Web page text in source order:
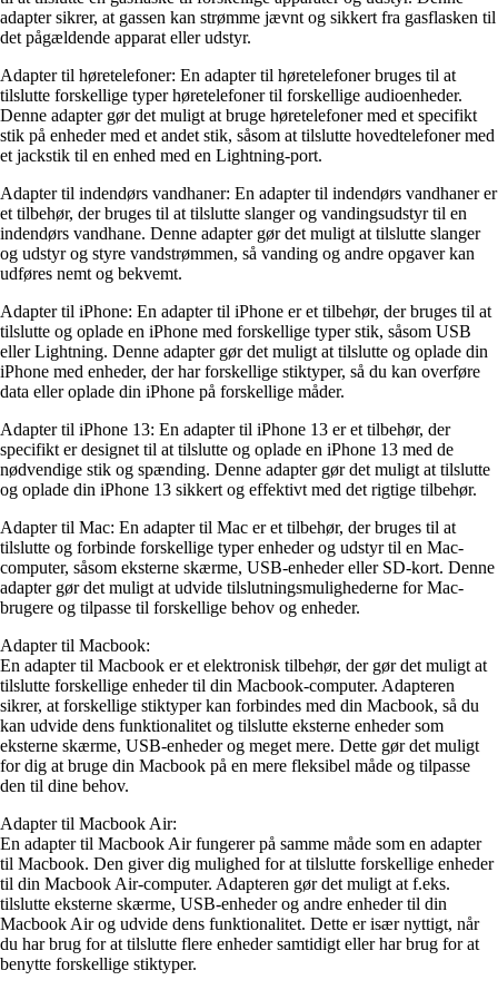
adapter sikrer, at gassen kan strømme jævnt og sikkert fra gasflasken til
det pågældende apparat eller udstyr.
Adapter til høretelefoner: En adapter til høretelefoner bruges til at
tilslutte forskellige typer høretelefoner til forskellige audioenheder.
Denne adapter gør det muligt at bruge høretelefoner med et specifikt
stik på enheder med et andet stik, såsom at tilslutte hovedtelefoner med
et jackstik til en enhed med en Lightning-port.
Adapter til indendørs vandhaner: En adapter til indendørs vandhaner er
et tilbehør, der bruges til at tilslutte slanger og vandingsudstyr til en
indendørs vandhane. Denne adapter gør det muligt at tilslutte slanger
og udstyr og styre vandstrømmen, så vanding og andre opgaver kan
udføres nemt og bekvemt.
Adapter til iPhone: En adapter til iPhone er et tilbehør, der bruges til at
tilslutte og oplade en iPhone med forskellige typer stik, såsom USB
eller Lightning. Denne adapter gør det muligt at tilslutte og oplade din
iPhone med enheder, der har forskellige stiktyper, så du kan overføre
data eller oplade din iPhone på forskellige måder.
Adapter til iPhone 13: En adapter til iPhone 13 er et tilbehør, der
specifikt er designet til at tilslutte og oplade en iPhone 13 med de
nødvendige stik og spænding. Denne adapter gør det muligt at tilslutte
og oplade din iPhone 13 sikkert og effektivt med det rigtige tilbehør.
Adapter til Mac: En adapter til Mac er et tilbehør, der bruges til at
tilslutte og forbinde forskellige typer enheder og udstyr til en Mac-
computer, såsom eksterne skærme, USB-enheder eller SD-kort. Denne
adapter gør det muligt at udvide tilslutningsmulighederne for Mac-
brugere og tilpasse til forskellige behov og enheder.
Adapter til Macbook:
En adapter til Macbook er et elektronisk tilbehør, der gør det muligt at
tilslutte forskellige enheder til din Macbook-computer. Adapteren
sikrer, at forskellige stiktyper kan forbindes med din Macbook, så du
kan udvide dens funktionalitet og tilslutte eksterne enheder som
eksterne skærme, USB-enheder og meget mere. Dette gør det muligt
for dig at bruge din Macbook på en mere fleksibel måde og tilpasse
den til dine behov.
Adapter til Macbook Air:
En adapter til Macbook Air fungerer på samme måde som en adapter
til Macbook. Den giver dig mulighed for at tilslutte forskellige enheder
til din Macbook Air-computer. Adapteren gør det muligt at f.eks.
tilslutte eksterne skærme, USB-enheder og andre enheder til din
Macbook Air og udvide dens funktionalitet. Dette er især nyttigt, når
du har brug for at tilslutte flere enheder samtidigt eller har brug for at
benytte forskellige stiktyper.